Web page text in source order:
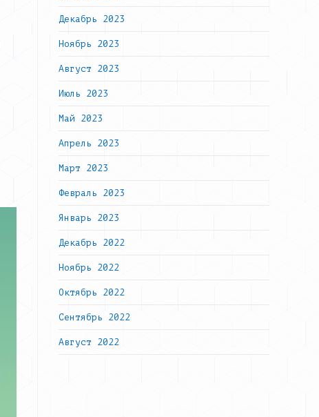
Декабрь 2023
Ноябрь 2023
Август 2023
Июль 2023
Май 2023
Апрель 2023
Март 2023
Февраль 2023
Январь 2023
Декабрь 2022
Ноябрь 2022
Октябрь 2022
Сентябрь 2022
Август 2022